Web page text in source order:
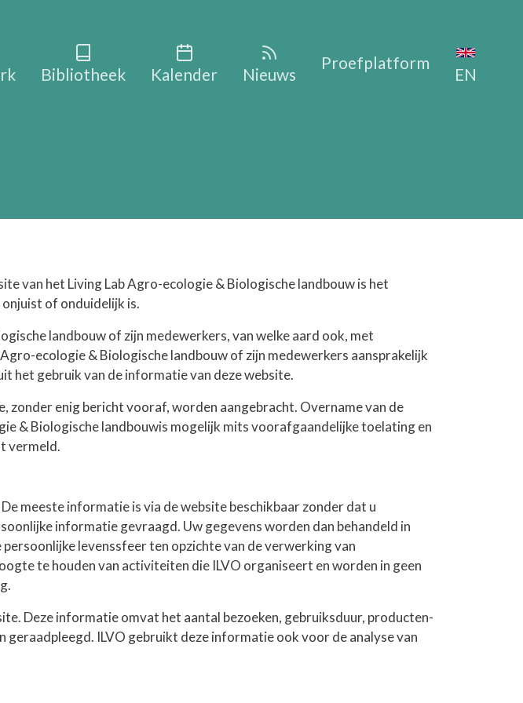
Main navigation
Bibliotheek Kalender Nieuws
Proefplatform
EN
van het Living Lab Agro-ecologie & Biologische landbouw is het
of onduidelijk is.
landbouw of zijn medewerkers, van welke aard ook, met
ecologie & Biologische landbouw of zijn medewerkers aansprakelijk
het gebruik van de informatie van deze website.
enig bericht vooraf, worden aangebracht. Overname van de
& Biologische landbouwis mogelijk mits voorafgaandelijke toelating en
vermeld.
meeste informatie is via de website beschikbaar zonder dat u
informatie gevraagd. Uw gegevens worden dan behandeld in
levenssfeer ten opzichte van de verwerking van
te houden van activiteiten die ILVO organiseert en worden in geen
Deze informatie omvat het aantal bezoeken, gebruiksduur, producten-
ILVO gebruikt deze informatie ook voor de analyse van